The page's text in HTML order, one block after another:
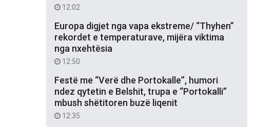
12:02
Europa digjet nga vapa ekstreme/ “Thyhen”
rekordet e temperaturave, mijëra viktima
nga nxehtësia
12:50
Festë me “Verë dhe Portokalle”, humori
ndez qytetin e Belshit, trupa e “Portokalli”
mbush shëtitoren buzë liqenit
12:35